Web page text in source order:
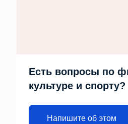
Есть вопросы по
культуре и спорту?
Напишите об этом